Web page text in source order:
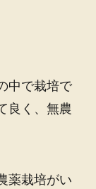
中で栽培で
良く、無農
薬栽培がい